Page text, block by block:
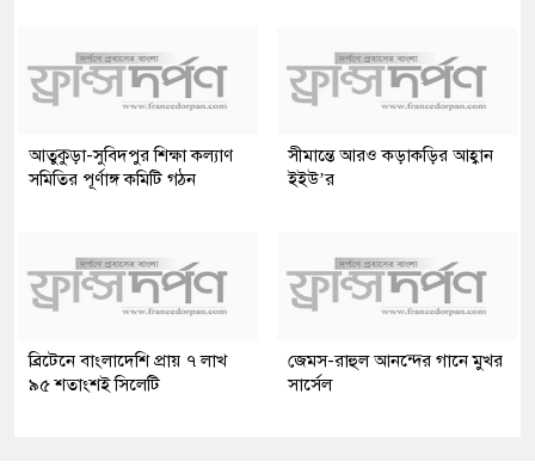
আতুকুড়া-সুবিদপুর শিক্ষা কল্যাণ
সমিতির পূর্ণাঙ্গ কমিটি গঠন
সীমান্তে আরও কড়াকড়ির আহ্বান
ইইউ’র
ব্রিটেনে বাংলাদেশি প্রায় ৭ লাখ
৯৫ শতাংশই সিলেটি
জেমস-রাহুল আনন্দের গানে মুখর
সার্সেল